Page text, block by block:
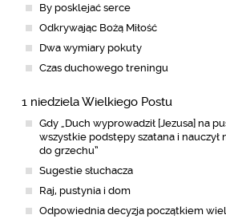
By posklejać serce
Odkrywając Bożą Miłość
Dwa wymiary pokuty
Czas duchowego treningu
1 niedziela Wielkiego Postu
Gdy „Duch wyprowadził [Jezusa] na
wszystkie podstępy szatana i nauczył
do grzechu”
Sugestie słuchacza
Raj, pustynia i dom
Odpowiednia decyzja początkiem